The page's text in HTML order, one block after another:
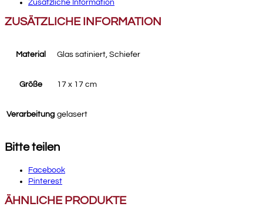
Zusätzliche Information
ZUSÄTZLICHE INFORMATION
Material Glas satiniert, Schiefer
Größe 17 x 17 cm
Verarbeitung gelasert
Bitte teilen
Facebook
Pinterest
ÄHNLICHE PRODUKTE